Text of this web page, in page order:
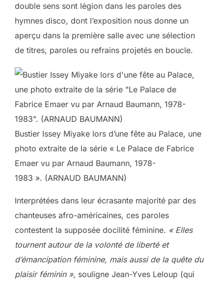
double sens sont légion dans les paroles des
hymnes disco, dont l’exposition nous donne un
aperçu dans la première salle avec une sélection
de titres, paroles ou refrains projetés en boucle.
Bustier Issey Miyake lors d’une fête au Palace, une
photo extraite de la série « Le Palace de Fabrice
Emaer vu par Arnaud Baumann, 1978-
1983 ». (ARNAUD BAUMANN)
Interprétées dans leur écrasante majorité par des
chanteuses afro-américaines, ces paroles
contestent la supposée docilité féminine. « Elles
tournent autour de la volonté de liberté et
d’émancipation féminine, mais aussi de la quête du
plaisir féminin », souligne Jean-Yves Leloup (qui